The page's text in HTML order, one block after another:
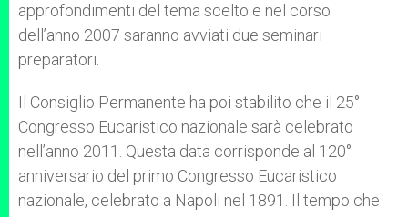
approfondimenti del tema scelto e nel corso
dell’anno 2007 saranno avviati due seminari
preparatori.
Il Consiglio Permanente ha poi stabilito che il 25°
Congresso Eucaristico nazionale sarà celebrato
nell’anno 2011. Questa data corrisponde al 120°
anniversario del primo Congresso Eucaristico
nazionale, celebrato a Napoli nel 1891. Il tempo che